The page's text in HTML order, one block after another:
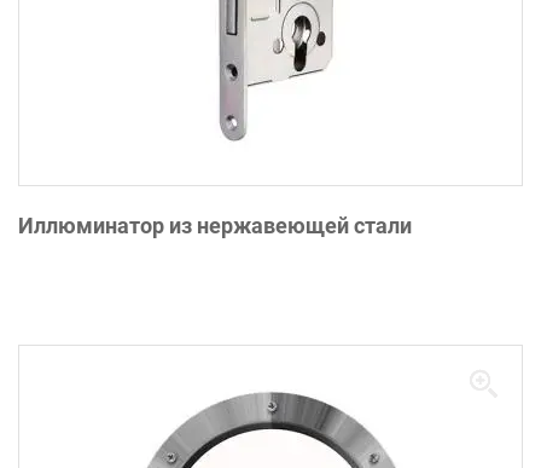
Иллюминатор из нержавеющей стали